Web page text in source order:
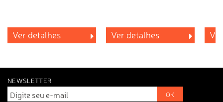
Ver detalhes Ver detalhes
NEWSLETTER
OK